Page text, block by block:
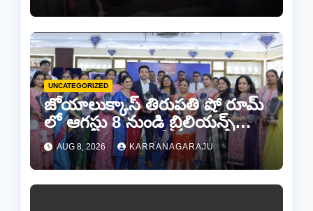
UNCATEGORIZED
జోయాలుక్కాస్ తిరుపతి షో రూమ్
లో ఆగస్టు 8 నుండి బ్రిలియన్స్
డైమండ్ జ్యాయలరీ షో..
AUG 8, 2026 KARRANAGARAJU